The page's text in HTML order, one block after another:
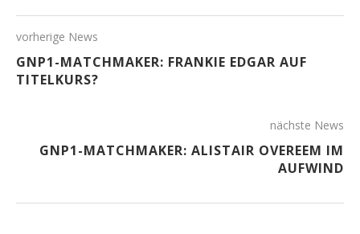
vorherige News
GNP1-MATCHMAKER: FRANKIE EDGAR AUF
TITELKURS?
nächste News
GNP1-MATCHMAKER: ALISTAIR OVEREEM IM
AUFWIND